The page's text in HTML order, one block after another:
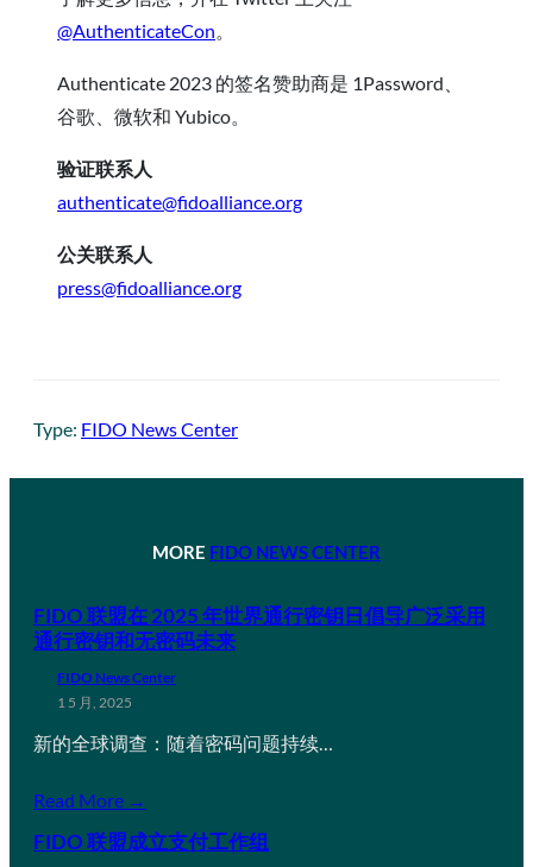
@AuthenticateCon。
Authenticate 2023 的签名赞助商是 1Password、
谷歌、微软和 Yubico。
验证联系人
authenticate@fidoalliance.org
公关联系人
press@fidoalliance.org
Type: FIDO News Center
MORE FIDO NEWS CENTER
FIDO 联盟在 2025 年世界通行密钥日倡导广泛采用
通行密钥和无密码未来
FIDO News Center
1 5 月, 2025
新的全球调查：随着密码问题持续…
Read More →
FIDO 联盟成立支付工作组